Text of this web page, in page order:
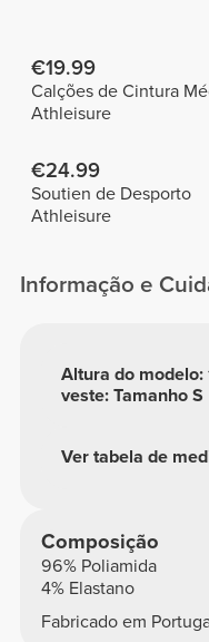
€19.99
Calções de Cintura
Athleisure
€24.99
Soutien de Desporto
Athleisure
Informação e
Ver tabela de
Altura do modelo:
veste: Tamanho S
Composição
96% Poliamida
4% Elastano
Fabricado em